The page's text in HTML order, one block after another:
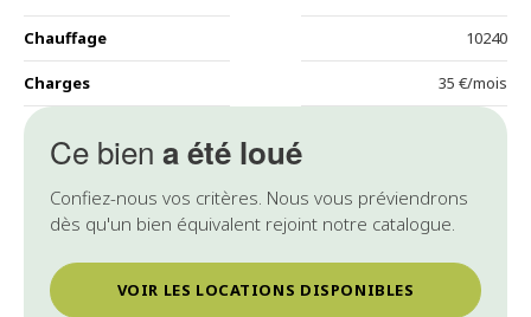
Ce bien a été loué
Confiez-nous vos critères. Nous vous préviendrons
dès qu'un bien équivalent rejoint notre catalogue.
VOIR LES LOCATIONS DISPONIBLES
Chauffage 10240
Charges 35 €/mois